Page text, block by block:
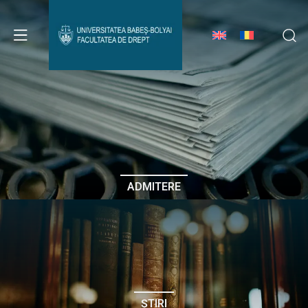
Avizier Studenți
Studii
Admitere
Erasmus & Internațional
Despre Facultate
ADMITERE
ȘTIRI